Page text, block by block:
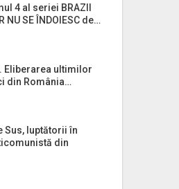
4 al seriei BRAZII
NU SE ÎNDOIESC de…
Eliberarea ultimilor
din România…
Sus, luptătorii în
din